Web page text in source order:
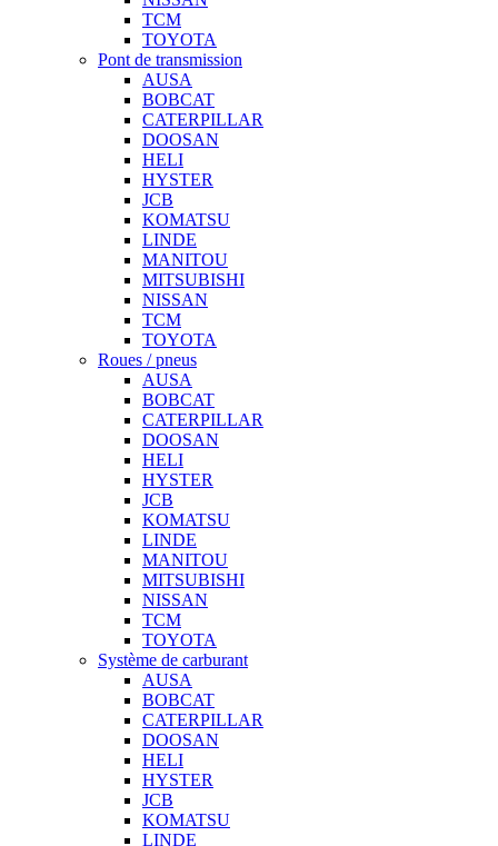
TCM
TOYOTA
Pont de transmission
AUSA
BOBCAT
CATERPILLAR
DOOSAN
HELI
HYSTER
JCB
KOMATSU
LINDE
MANITOU
MITSUBISHI
NISSAN
TCM
TOYOTA
Roues / pneus
AUSA
BOBCAT
CATERPILLAR
DOOSAN
HELI
HYSTER
JCB
KOMATSU
LINDE
MANITOU
MITSUBISHI
NISSAN
TCM
TOYOTA
Système de carburant
AUSA
BOBCAT
CATERPILLAR
DOOSAN
HELI
HYSTER
JCB
KOMATSU
LINDE